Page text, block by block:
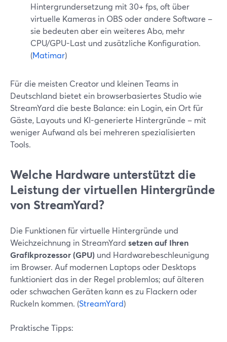
Hintergrundersetzung mit 30+ fps, oft über
virtuelle Kameras in OBS oder andere Software –
sie bedeuten aber ein weiteres Abo, mehr
CPU/GPU-Last und zusätzliche Konfiguration.
(Matimar)
Für die meisten Creator und kleinen Teams in
Deutschland bietet ein browserbasiertes Studio wie
StreamYard die beste Balance: ein Login, ein Ort für
Gäste, Layouts und KI-generierte Hintergründe – mit
weniger Aufwand als bei mehreren spezialisierten
Tools.
Welche Hardware unterstützt die
Leistung der virtuellen Hintergründe
von StreamYard?
Die Funktionen für virtuelle Hintergründe und
Weichzeichnung in StreamYard setzen auf Ihren
Grafikprozessor (GPU) und Hardwarebeschleunigung
im Browser. Auf modernen Laptops oder Desktops
funktioniert das in der Regel problemlos; auf älteren
oder schwachen Geräten kann es zu Flackern oder
Ruckeln kommen. (StreamYard)
Praktische Tipps: